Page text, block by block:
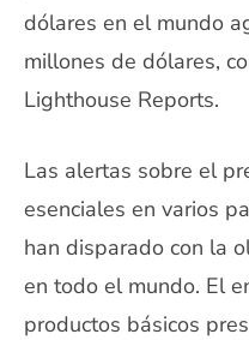
dólares en el mundo
millones de dólares,
Lighthouse Reports.
Las alertas sobre el
esenciales en varios
han disparado con la
en todo el mundo. El
productos básicos